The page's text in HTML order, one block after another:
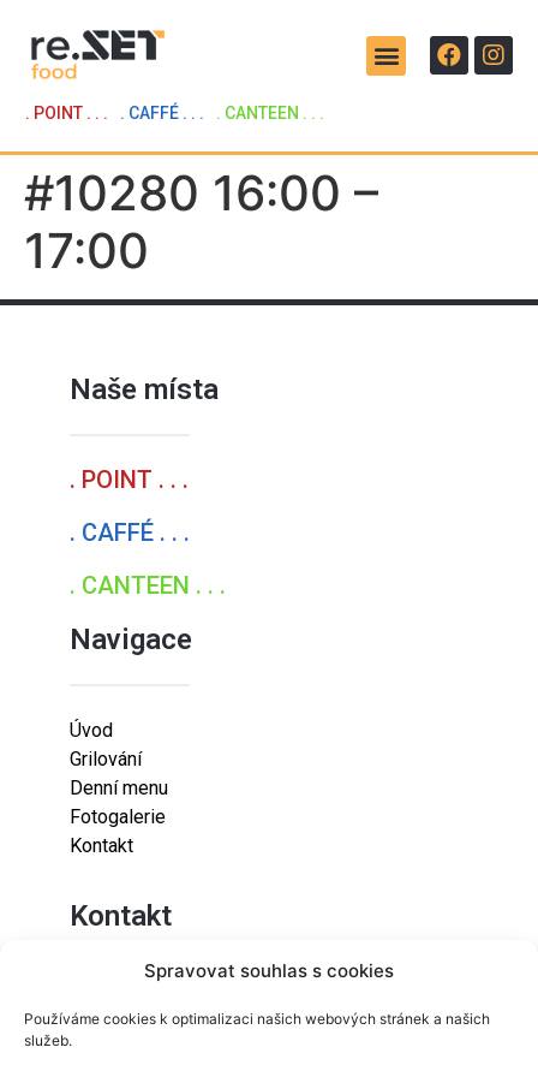
Spravovat souhlas s cookies
Používáme cookies k optimalizaci našich webových stránek a našich
služeb.
. POINT . . . . CAFFÉ . . . . CANTEEN . . .
#10280 16:00 –
17:00
Naše místa
. POINT . . .
. CAFFÉ . . .
. CANTEEN . . .
Navigace
Úvod
Grilování
Denní menu
Fotogalerie
Kontakt
Kontakt
Lazaretní 925/9